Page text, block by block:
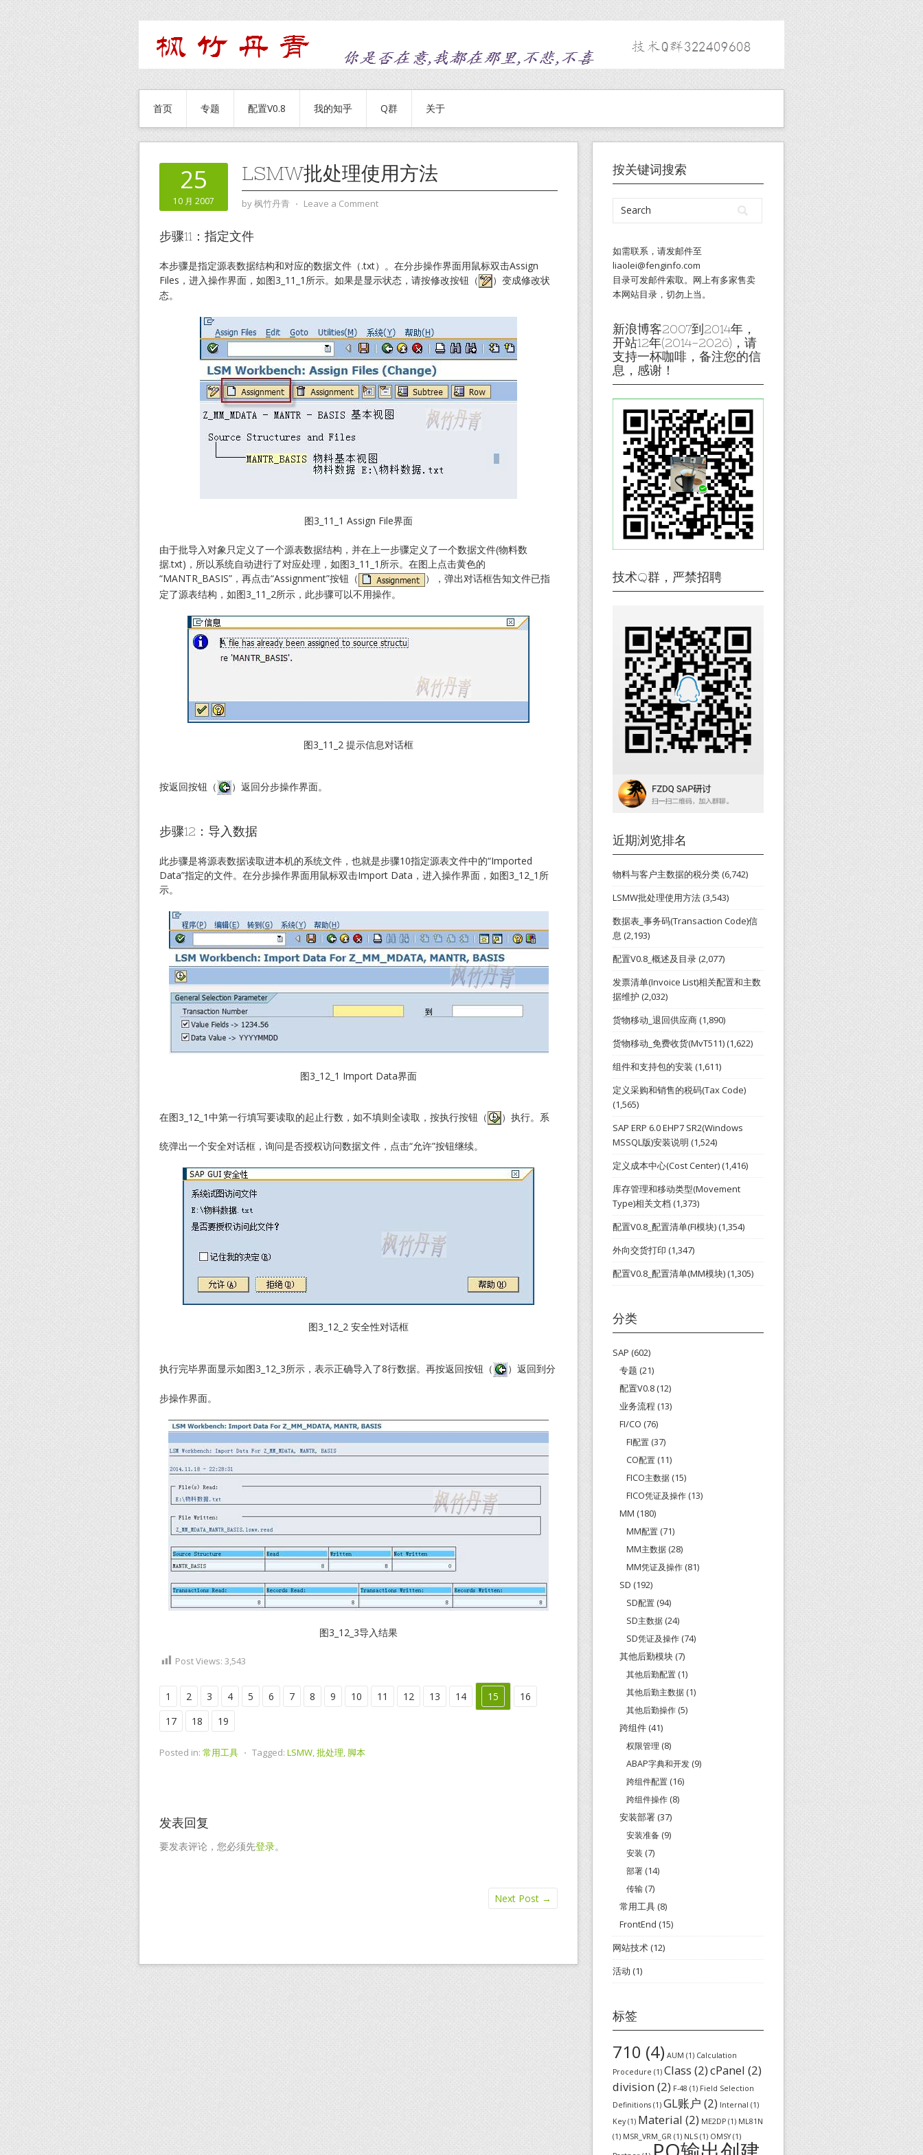
首页 专题 配置V0.8 我的知乎 Q群 关于
25
10 月 2007
LSMW批处理使用方法
by枫竹丹青 ⋅ Leave a Comment
步骤11：指定文件
本步骤是指定源表数据结构和对应的数据文件（.txt）。在分步操作界面用鼠标双击Assign
Files，进入操作界面，如图3_11_1所示。如果是显示状态，请按修改按钮（
）变成修改状
态。
图3_11_1 Assign File界面
由于批导入对象只定义了一个源表数据结构，并在上一步骤定义了一个数据文件(物料数
据.txt)，所以系统自动进行了对应处理，如图3_11_1所示。在图上点击黄色的
“MANTR_BASIS”，再点击“Assignment”按钮（
），弹出对话框告知文件已指
定了源表结构，如图3_11_2所示，此步骤可以不用操作。
图3_11_2 提示信息对话框
按返回按钮（ ）返回分步操作界面。
步骤12：导入数据
此步骤是将源表数据读取进本机的系统文件，也就是步骤10指定源表文件中的“Imported
Data”指定的文件。在分步操作界面用鼠标双击Import Data，进入操作界面，如图3_12_1所
示。
图3_12_1 Import Data界面
在图3_12_1中第一行填写要读取的起止行数，如不填则全读取，按执行按钮（ ）执行。系
统弹出一个安全对话框，询问是否授权访问数据文件，点击“允许”按钮继续。
图3_12_2 安全性对话框
执行完毕界面显示如图3_12_3所示，表示正确导入了8行数据。再按返回按钮（ ）返回到分
步操作界面。
图3_12_3导入结果
Post Views: 3,543
1 2 3 4 5 6 7 8 9 10 11 12 13 14 15
16
17
18 19
Posted in: 常用工具 ⋅ Tagged: LSMW,批处理, 脚本
发表回复
要发表评论，您必须先登录。
Next Post →
按关键词搜索
如需联系，请发邮件至
liaolei@fenginfo.com
目录可发邮件索取。网上有多家售卖
本网站目录，切勿上当。
新浪博客2007到2014年，
开站12年(2014-2026)，请
支持一杯咖啡，备注您的信
息，感谢！
技术Q群，严禁招聘
近期浏览排名
物料与客户主数据的税分类(6,742)
LSMW批处理使用方法(3,543)
数据表_事务码(Transaction Code)信
息 (2,193)
配置V0.8_概述及目录(2,077)
发票清单(Invoice List)相关配置和主数
据维护 (2,032)
货物移动_退回供应商(1,890)
货物移动_免费收货(MvT511)(1,622)
组件和支持包的安装 (1,611)
定义采购和销售的税码(Tax Code)
(1,565)
SAP ERP 6.0 EHP7 SR2(Windows
MSSQL版)安装说明 (1,524)
定义成本中心(Cost Center)(1,416)
库存管理和移动类型(Movement
Type)相关文档 (1,373)
配置V0.8_配置清单(FI模块)(1,354)
外向交货打印 (1,347)
配置V0.8_配置清单(MM模块)(1,305)
分类
SAP (602)
专题 (21)
配置V0.8 (12)
业务流程 (13)
FI/CO (76)
FI配置 (37)
CO配置 (11)
FICO主数据 (15)
FICO凭证及操作 (13)
MM (180)
MM配置 (71)
MM主数据 (28)
MM凭证及操作 (81)
SD (192)
SD配置 (94)
SD主数据 (24)
SD凭证及操作 (74)
其他后勤模块 (7)
其他后勤配置 (1)
其他后勤主数据 (1)
其他后勤操作 (5)
跨组件 (41)
权限管理 (8)
ABAP字典和开发 (9)
跨组件配置 (16)
跨组件操作 (8)
安装部署 (37)
安装准备 (9)
安装 (7)
部署 (14)
传输 (7)
常用工具 (8)
FrontEnd (15)
网站技术(12)
活动 (1)
标签
710 (4) AUM (1) Calculation
Procedure (1) Class (2)cPanel (2)
division (2) F-48 (1) Field Selection
Definitions (1) GL账户 (2) Internal (1)
Key(1) Material (2) ME2DP (1) ML81N
(1) MSR_VRM_GR (1) NLS (1) OMSY(1)